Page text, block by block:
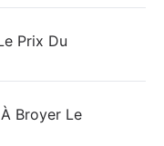
Prix Du
Broyer Le